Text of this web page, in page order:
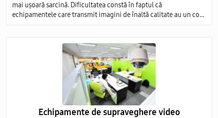
mai ușoară sarcină. Dificultatea constă în faptul că
echipamentele care transmit imagini de înaltă calitate au un cost
foarte ridicat, iar modelele ieftine nu sunt capabile să ofere o
Echipamente de supraveghere video